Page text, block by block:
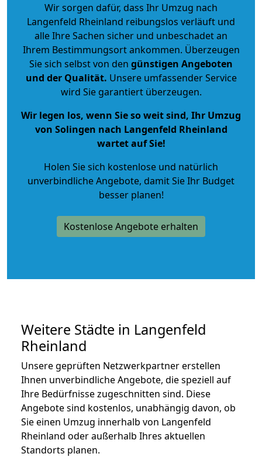
Wir sorgen dafür, dass Ihr Umzug nach
Langenfeld Rheinland reibungslos verläuft und
alle Ihre Sachen sicher und unbeschadet an
Ihrem Bestimmungsort ankommen. Überzeugen
Sie sich selbst von den günstigen Angeboten
und der Qualität. Unsere umfassender Service
wird Sie garantiert überzeugen.
Wir legen los, wenn Sie so weit sind, Ihr Umzug
von Solingen nach Langenfeld Rheinland
wartet auf Sie!
Holen Sie sich kostenlose und natürlich
unverbindliche Angebote, damit Sie Ihr Budget
besser planen!
Kostenlose Angebote erhalten
Weitere Städte in Langenfeld
Rheinland
Unsere geprüften Netzwerkpartner erstellen
Ihnen unverbindliche Angebote, die speziell auf
Ihre Bedürfnisse zugeschnitten sind. Diese
Angebote sind kostenlos, unabhängig davon, ob
Sie einen Umzug innerhalb von Langenfeld
Rheinland oder außerhalb Ihres aktuellen
Standorts planen.